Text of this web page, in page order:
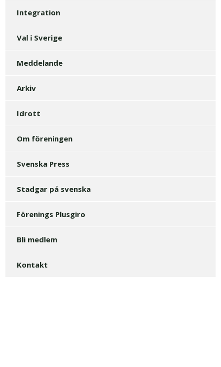
Integration
Val i Sverige
Meddelande
Arkiv
Idrott
Om föreningen
Svenska Press
Stadgar på svenska
Förenings Plusgiro
Bli medlem
Kontakt